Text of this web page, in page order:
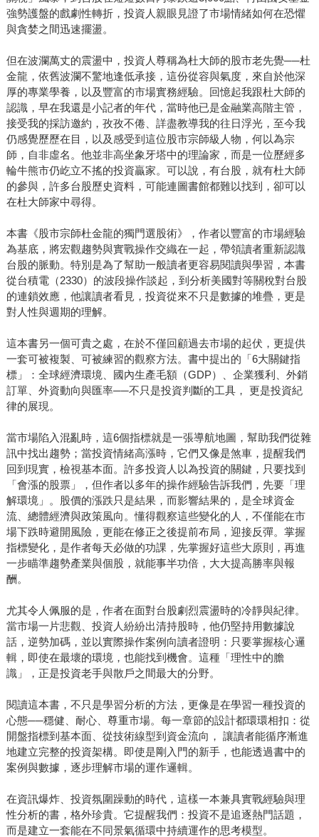
強勢護盤的戲劇性轉折，投資人親眼見證了市場情緒如何在恐懼
與貪婪之間迅速擺盪。
但在波瀾萬丈的震盪中，投資人尊稱為杜大師的股市老先覺──杜
金龍，依舊波瀾不驚地逢低承接，這份從容與氣度，來自於他深
厚的專業學養，以及豐富的市場實務經驗。回憶起我跟杜大師的
認識，早在我還是小記者的年代，當時他已是金融業高階主管，
接受我的採訪邀約，孜孜不倦、詳盡教導我的往日浮光，至今我
仍感覺歷歷在目，以及感受到這位股市宗師級人物，何以為宗
師，自非虛名。他並非高坐象牙塔中的理論家，而是一位歷經多
輪牛熊市仍屹立不搖的投資贏家。可以說，有台股，就有杜大師
的參與，許多台股歷史資料，可能連圖書館都難以找到，卻可以
在杜大師家中尋得。
本書《股市宗師杜金龍的獨門選股術》，作者以豐富的市場經驗
為基底，將宏觀趨勢與實戰操作交織在一起，帶領讀者重新認識
台股的脈動。特別是為了幫助一般讀者更容易閱讀與學習，本書
從台積電（2330）的波段操作談起，到分析美國對等關稅對台股
的連鎖效應，他讓讀者看見，投資從來不只是數據的堆疊，更是
對人性與週期的理解。
這本書另一個可貴之處，在於不僅回顧過去市場的起伏，更提供
一套可被複製、可被練習的觀察方法。書中提出的「6大關鍵指
標」：全球經濟環境、國內生產毛額（GDP）、企業獲利、外銷
訂單、外資動向與匯率──不只是投資判斷的工具， 更是投資紀
律的展現。
當市場陷入混亂時，這6個指標就是一張導航地圖，幫助我們從雜
訊中找出趨勢；當投資情緒高漲時，它們又像是煞車，提醒我們
回到現實，檢視基本面。許多投資人以為投資的關鍵，只要找到
「會漲的股票」，但作者以多年的操作經驗告訴我們，先要「理
解環境」。股價的漲跌只是結果，而影響結果的，是全球資金
流、總體經濟與政策風向。懂得觀察這些變化的人，不僅能在市
場下跌時避開風險，更能在修正之後提前布局，迎接反彈。掌握
指標變化，是作者每天必做的功課，先掌握好這些大原則，再進
一步瞄準趨勢產業與個股，就能事半功倍，大大提高勝率與報
酬。
尤其令人佩服的是，作者在面對台股劇烈震盪時的冷靜與紀律。
當市場一片悲觀、投資人紛紛出清持股時，他仍堅持用數據說
話，逆勢加碼，並以實際操作案例向讀者證明：只要掌握核心邏
輯，即使在最壞的環境，也能找到機會。這種「理性中的膽
識」，正是投資老手與散戶之間最大的分野。
閱讀這本書，不只是學習分析的方法，更像是在學習一種投資的
心態──穩健、耐心、尊重市場。每一章節的設計都環環相扣：從
開盤指標到基本面、從技術線型到資金流向， 讓讀者能循序漸進
地建立完整的投資架構。即使是剛入門的新手，也能透過書中的
案例與數據，逐步理解市場的運作邏輯。
在資訊爆炸、投資氛圍躁動的時代，這樣一本兼具實戰經驗與理
性分析的書，格外珍貴。它提醒我們：投資不是追逐熱門話題，
而是建立一套能在不同景氣循環中持續運作的思考模型。